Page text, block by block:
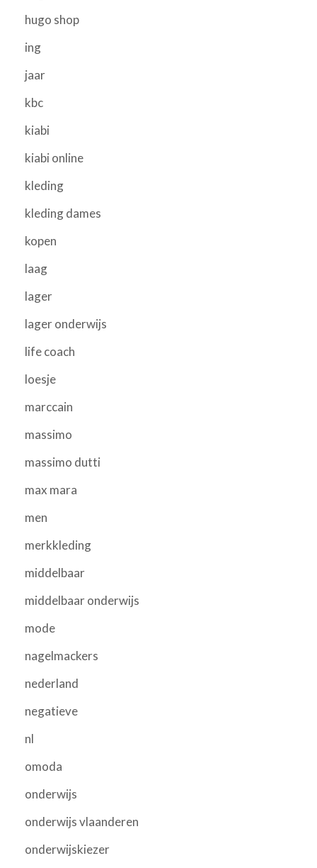
hugo shop
ing
jaar
kbc
kiabi
kiabi online
kleding
kleding dames
kopen
laag
lager
lager onderwijs
life coach
loesje
marccain
massimo
massimo dutti
max mara
men
merkkleding
middelbaar
middelbaar onderwijs
mode
nagelmackers
nederland
negatieve
nl
omoda
onderwijs
onderwijs vlaanderen
onderwijskiezer